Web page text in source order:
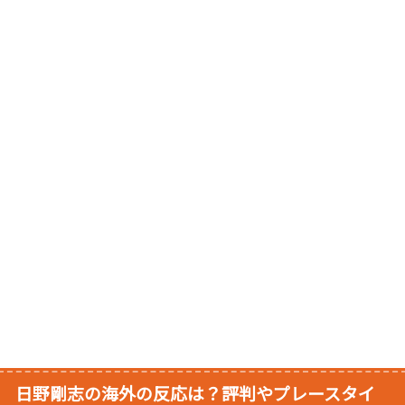
日野剛志の海外の反応は？評判やプレースタイ